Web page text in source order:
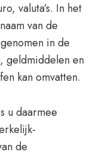
valuta’s. In het
van de
in de
geldmiddelen en
kan omvatten.
u daarmee
de